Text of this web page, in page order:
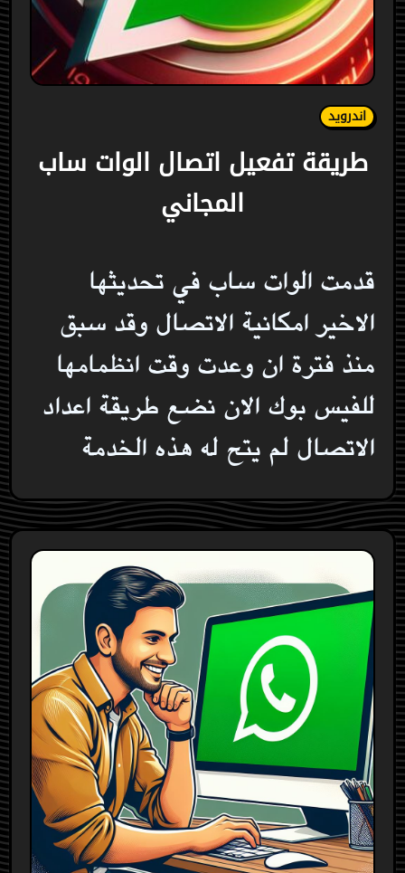
اندرويد
طريقة تفعيل اتصال الوات ساب
المجاني
قدمت الوات ساب في تحديثها
الاخير امكانية الاتصال وقد سبق
منذ فترة ان وعدت وقت انظمامها
للفيس بوك الان نضع طريقة اعداد
الاتصال لم يتح له هذه الخدمة